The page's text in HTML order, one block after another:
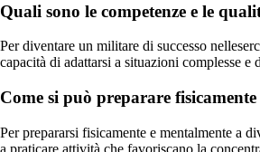
Quali sono le competenze e le
Per diventare un militare di successo
capacità di adattarsi a situazioni complesse
Come si può preparare
Per prepararsi fisicamente e mentalmente a
a praticare attività che favoriscano la